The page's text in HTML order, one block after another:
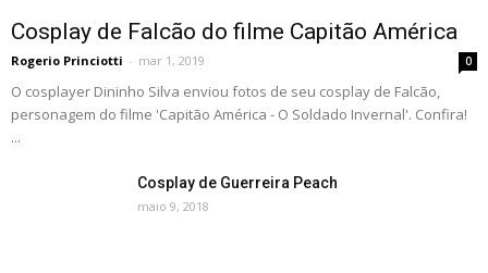
Cosplay de Falcão do filme Capitão América
Rogerio Princiotti - mar 1, 2019 0
O cosplayer Dininho Silva enviou fotos de seu cosplay de Falcão,
personagem do filme 'Capitão América - O Soldado Invernal'. Confira!
...
Cosplay de Guerreira Peach
maio 9, 2018